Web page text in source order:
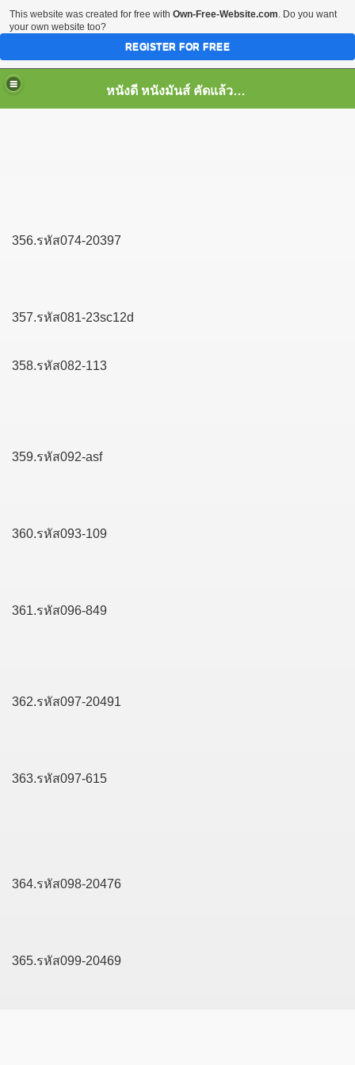
หนังดี หนังมันส์ คัดแล้ว เพื่อคุณ
356.รหัส074-20397
357.รหัส081-23sc12d
358.รหัส082-113
359.รหัส092-asf
360.รหัส093-109
361.รหัส096-849
362.รหัส097-20491
363.รหัส097-615
364.รหัส098-20476
365.รหัส099-20469
This website was created for free with Own-Free-Website.com. Do you want
your own website too?
REGISTER FOR FREE